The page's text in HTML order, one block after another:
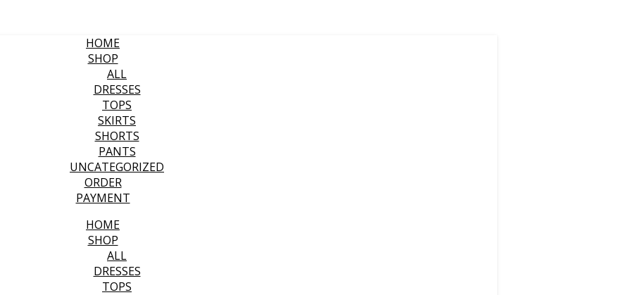
HOME
SHOP
ALL
DRESSES
TOPS
SKIRTS
SHORTS
PANTS
UNCATEGORIZED
ORDER
PAYMENT
HOME
SHOP
ALL
DRESSES
TOPS